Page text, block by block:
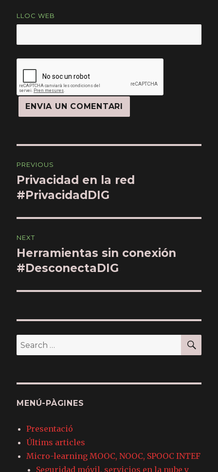
LLOC WEB
d'articles
PREVIOUS
Previous
post:
Privacidad en la red
#PrivacidadDIG
NEXT
Next
post:
Herramientas sin conexión
#DesconectaDIG
Search
for:
MENÚ-PÀGINES
Presentació
Últims articles
Micro-learning MOOC, NOOC, SPOOC INTEF
Seguridad móvil, servicios en la nube y